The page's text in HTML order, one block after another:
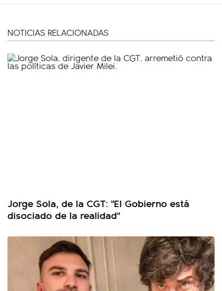
NOTICIAS RELACIONADAS
Jorge Sola, de la CGT: "El Gobierno está
disociado de la realidad"